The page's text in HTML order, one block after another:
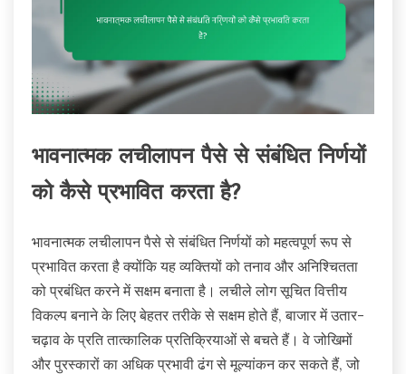
भावनात्मक लचीलापन पैसे से संबंधित निर्णयों
को कैसे प्रभावित करता है?
भावनात्मक लचीलापन पैसे से संबंधित निर्णयों को महत्वपूर्ण रूप से
प्रभावित करता है क्योंकि यह व्यक्तियों को तनाव और अनिश्चितता
को प्रबंधित करने में सक्षम बनाता है। लचीले लोग सूचित वित्तीय
विकल्प बनाने के लिए बेहतर तरीके से सक्षम होते हैं, बाजार में उतार-
चढ़ाव के प्रति तात्कालिक प्रतिक्रियाओं से बचते हैं। वे जोखिमों
और पुरस्कारों का अधिक प्रभावी ढंग से मूल्यांकन कर सकते हैं, जो